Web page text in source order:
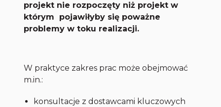
projekt nie rozpoczęty niż projekt w
którym pojawiłyby się poważne
problemy w toku realizacji.
W praktyce zakres prac może obejmować
m.in.:
konsultacje z dostawcami kluczowych